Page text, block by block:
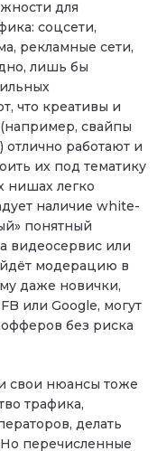
для
соцсети,
рекламные сети,
лишь бы
что креативы и
свайпы
отлично работают и
их под тематику
нишах легко
наличие white-
понятный
видеосервис или
модерацию в
даже новички,
или Google, могут
офферов без риска
свои нюансы тоже
трафика,
делать
перечисленные